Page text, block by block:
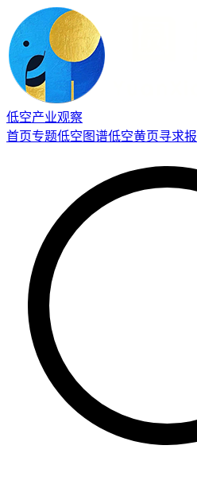
低空产业观察
首页专题低空图谱低空黄页寻求